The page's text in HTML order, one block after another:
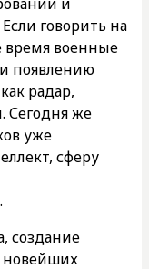
говорить на
время военные
появлению
радар,
Сегодня же
уже
сферу
создание
новейших